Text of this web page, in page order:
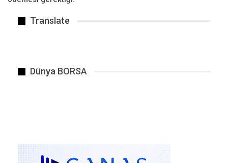
“2021’DE DE NORMAL YAZ TATİLİ
YAPILMAYACAK”
ettiğini hatırlatan Montgomery, “Ancak tüm
olduğu gibi bir yaz tatili yapamayacağız” diye
konuştu.
Translate
Dünya BORSA